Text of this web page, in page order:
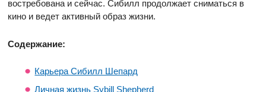
востребована и сейчас. Сибилл продолжает сниматься в
кино и ведет активный образ жизни.
Содержание:
Карьера Сибилл Шепард
Личная жизнь Sybill Shepherd